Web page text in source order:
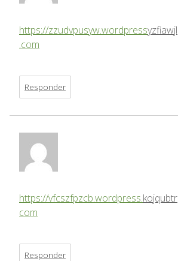
yzfiawjl
https://zzudvpusyw.wordpress
.com
Responder
kojqubtr
https://vfcszfpzcb.wordpress.
com
Responder